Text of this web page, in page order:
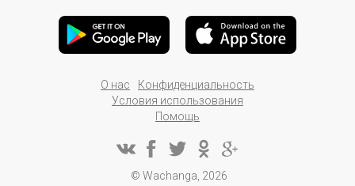
© Wachanga, 2026
О нас
Конфиденциальность
Условия использования
Помощь